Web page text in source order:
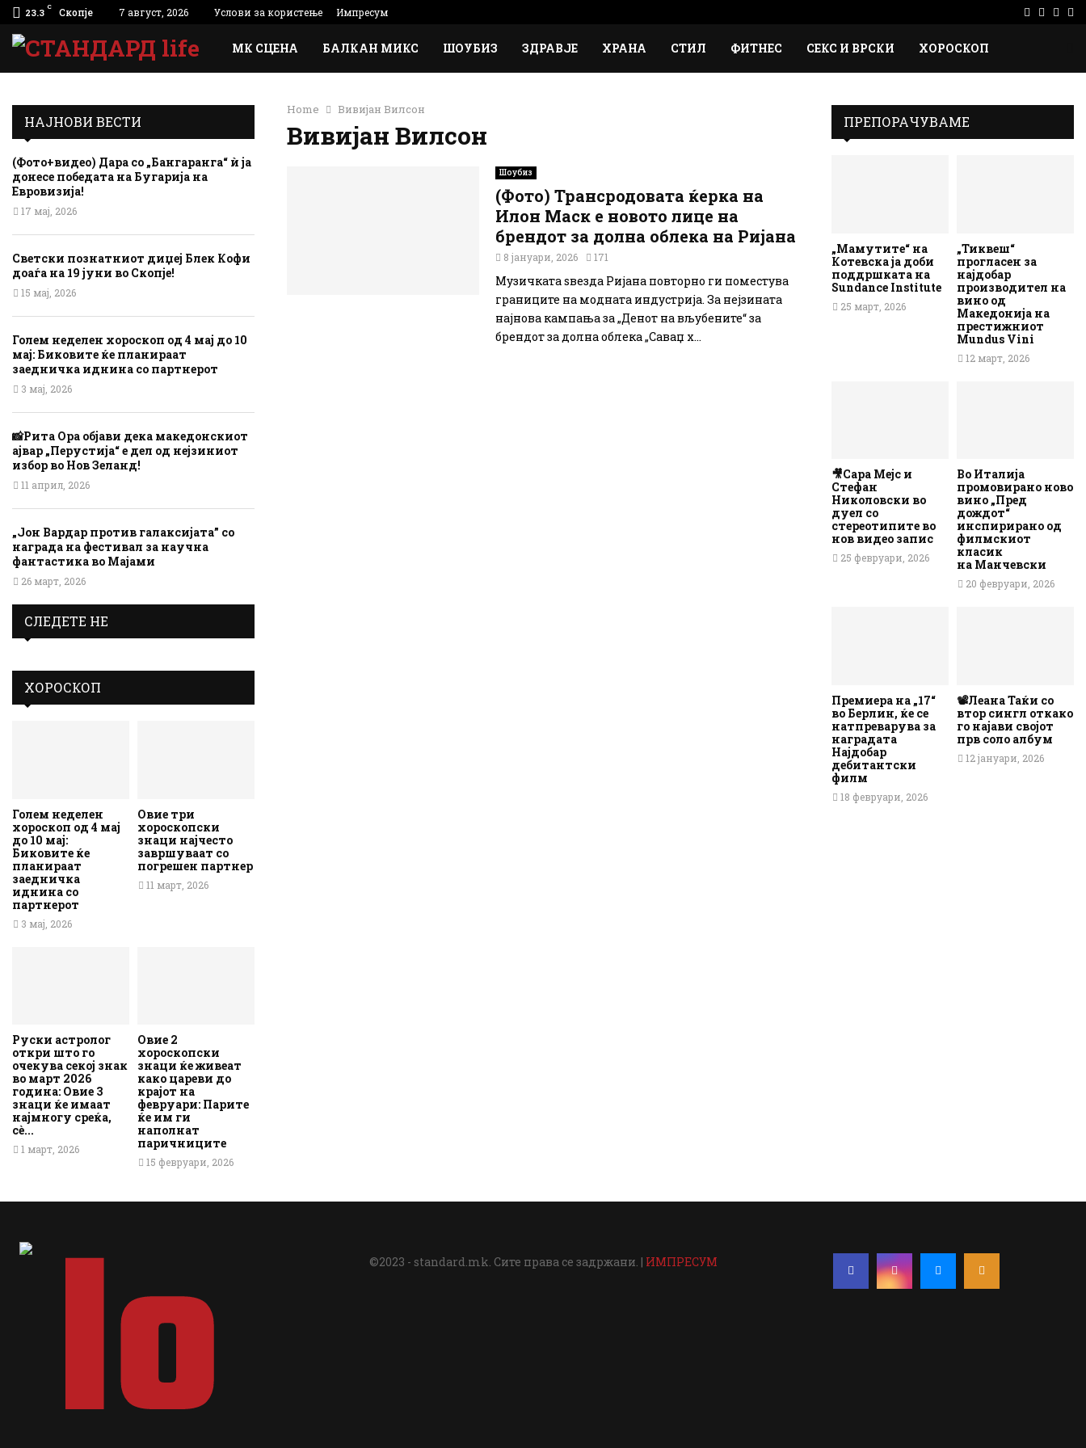
23.3 C Скопје 7 август, 2026 Услови за користење Импресум Facebook
МК СЦЕНА БАЛКАН МИКС ШОУБИЗ ЗДРАВЈЕ ХРАНА СТИЛ ФИТНЕС СЕКС И ВРСКИ ХОРОСКОП
Home Вивијан Вилсон
Вивијан Вилсон
Шоубиз
(Фото) Трансродовата ќерка на
Илон Маск е новото лице на
брендот за долна облека на Ријана
8 јануари, 2026 171
Музичката ѕвезда Ријана повторно ги поместува
границите на модната индустрија. За нејзината
најнова кампања за „Денот на вљубените“ за
брендот за долна облека „Саваџ х...
НАЈНОВИ ВЕСТИ
(Фото+видео) Дара со „Бангаранга“ ѝ ја
донесе победата на Бугарија на
Евровизија!
17 мај, 2026
Светски познатниот диџеј Блек Кофи
доаѓа на 19 јуни во Скопје!
15 мај, 2026
Голем неделен хороскоп од 4 мај до 10
мај: Биковите ќе планираат
заедничка иднина со партнерот
3 мај, 2026
📸Рита Ора објави дека македонскиот
ајвар „Перустија“ е дел од нејзиниот
избор во Нов Зеланд!
11 април, 2026
„Јон Вардар против галаксијата” со
награда на фестивал за научна
фантастика во Мајами
26 март, 2026
СЛЕДЕТЕ НЕ
ХОРОСКОП
Голем неделен
хороскоп од 4 мај
до 10 мај:
Биковите ќе
планираат
заедничка
иднина со
партнерот
3 мај, 2026
Овие три
хороскопски
знаци најчесто
завршуваат со
погрешен партнер
11 март, 2026
Руски астролог
откри што го
очекува секој знак
во март 2026
година: Овие 3
знаци ќе имаат
најмногу среќа,
сè...
1 март, 2026
Овие 2
хороскопски
знаци ќе живеат
како цареви до
крајот на
февруари: Парите
ќе им ги
наполнат
паричниците
15 февруари, 2026
ПРЕПОРАЧУВАМЕ
„Мамутите“ на
Котевска ја доби
поддршката на
Sundance Institute
25 март, 2026
„Тиквеш“
прогласен за
најдобар
производител на
вино од
Македонија на
престижниот
Mundus Vini
12 март, 2026
🎥Сара Мејс и
Стефан
Николовски во
дуел со
стереотипите во
нов видео запис
25 февруари, 2026
Во Италија
промовирано ново
вино „Пред
дождот“
инспирирано од
филмскиот
класик
на Манчевски
20 февруари, 2026
Премиера на „17“
во Берлин, ќе се
натпреварува за
наградата
Најдобар
дебитантски
филм
18 февруари, 2026
📽️Леана Таќи со
втор сингл откако
го најави својот
прв соло албум
12 јануари, 2026
©2023 - standard.mk. Сите права се задржани. | ИМПРЕСУМ